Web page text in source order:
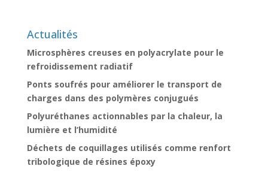
Actualités
Microsphères creuses en polyacrylate pour le
refroidissement radiatif
Ponts soufrés pour améliorer le transport de
charges dans des polymères conjugués
Polyuréthanes actionnables par la chaleur, la
lumière et l’humidité
Déchets de coquillages utilisés comme renfort
tribologique de résines époxy